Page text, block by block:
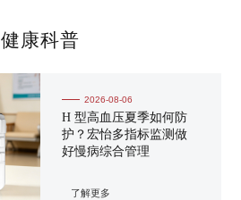
健康科普
2026-08-06
H 型高血压夏季如何防
护？宏怡多指标监测做
好慢病综合管理
了解更多